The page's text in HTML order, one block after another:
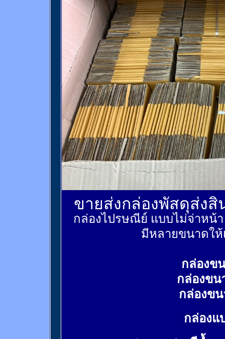
ขายส่งกล่องพัสดุส่ง
กล่องไปรษณีย์ แบบไม่จ่าหน้
มีหลายขนาดให้
กล่องข
กล่องขน
กล่องข
กล่องแ